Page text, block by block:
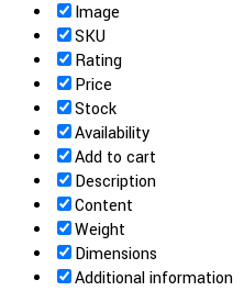
Image
SKU
Rating
Price
Stock
Availability
Add to cart
Description
Content
Weight
Dimensions
Additional information